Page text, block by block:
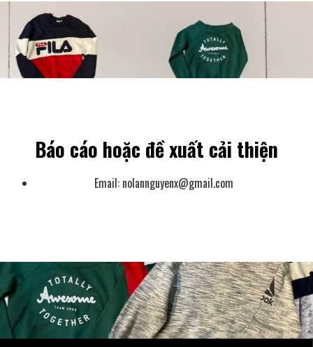
Báo cáo hoặc đề xuất cải thiện
Email: nolannguyenx@gmail.com